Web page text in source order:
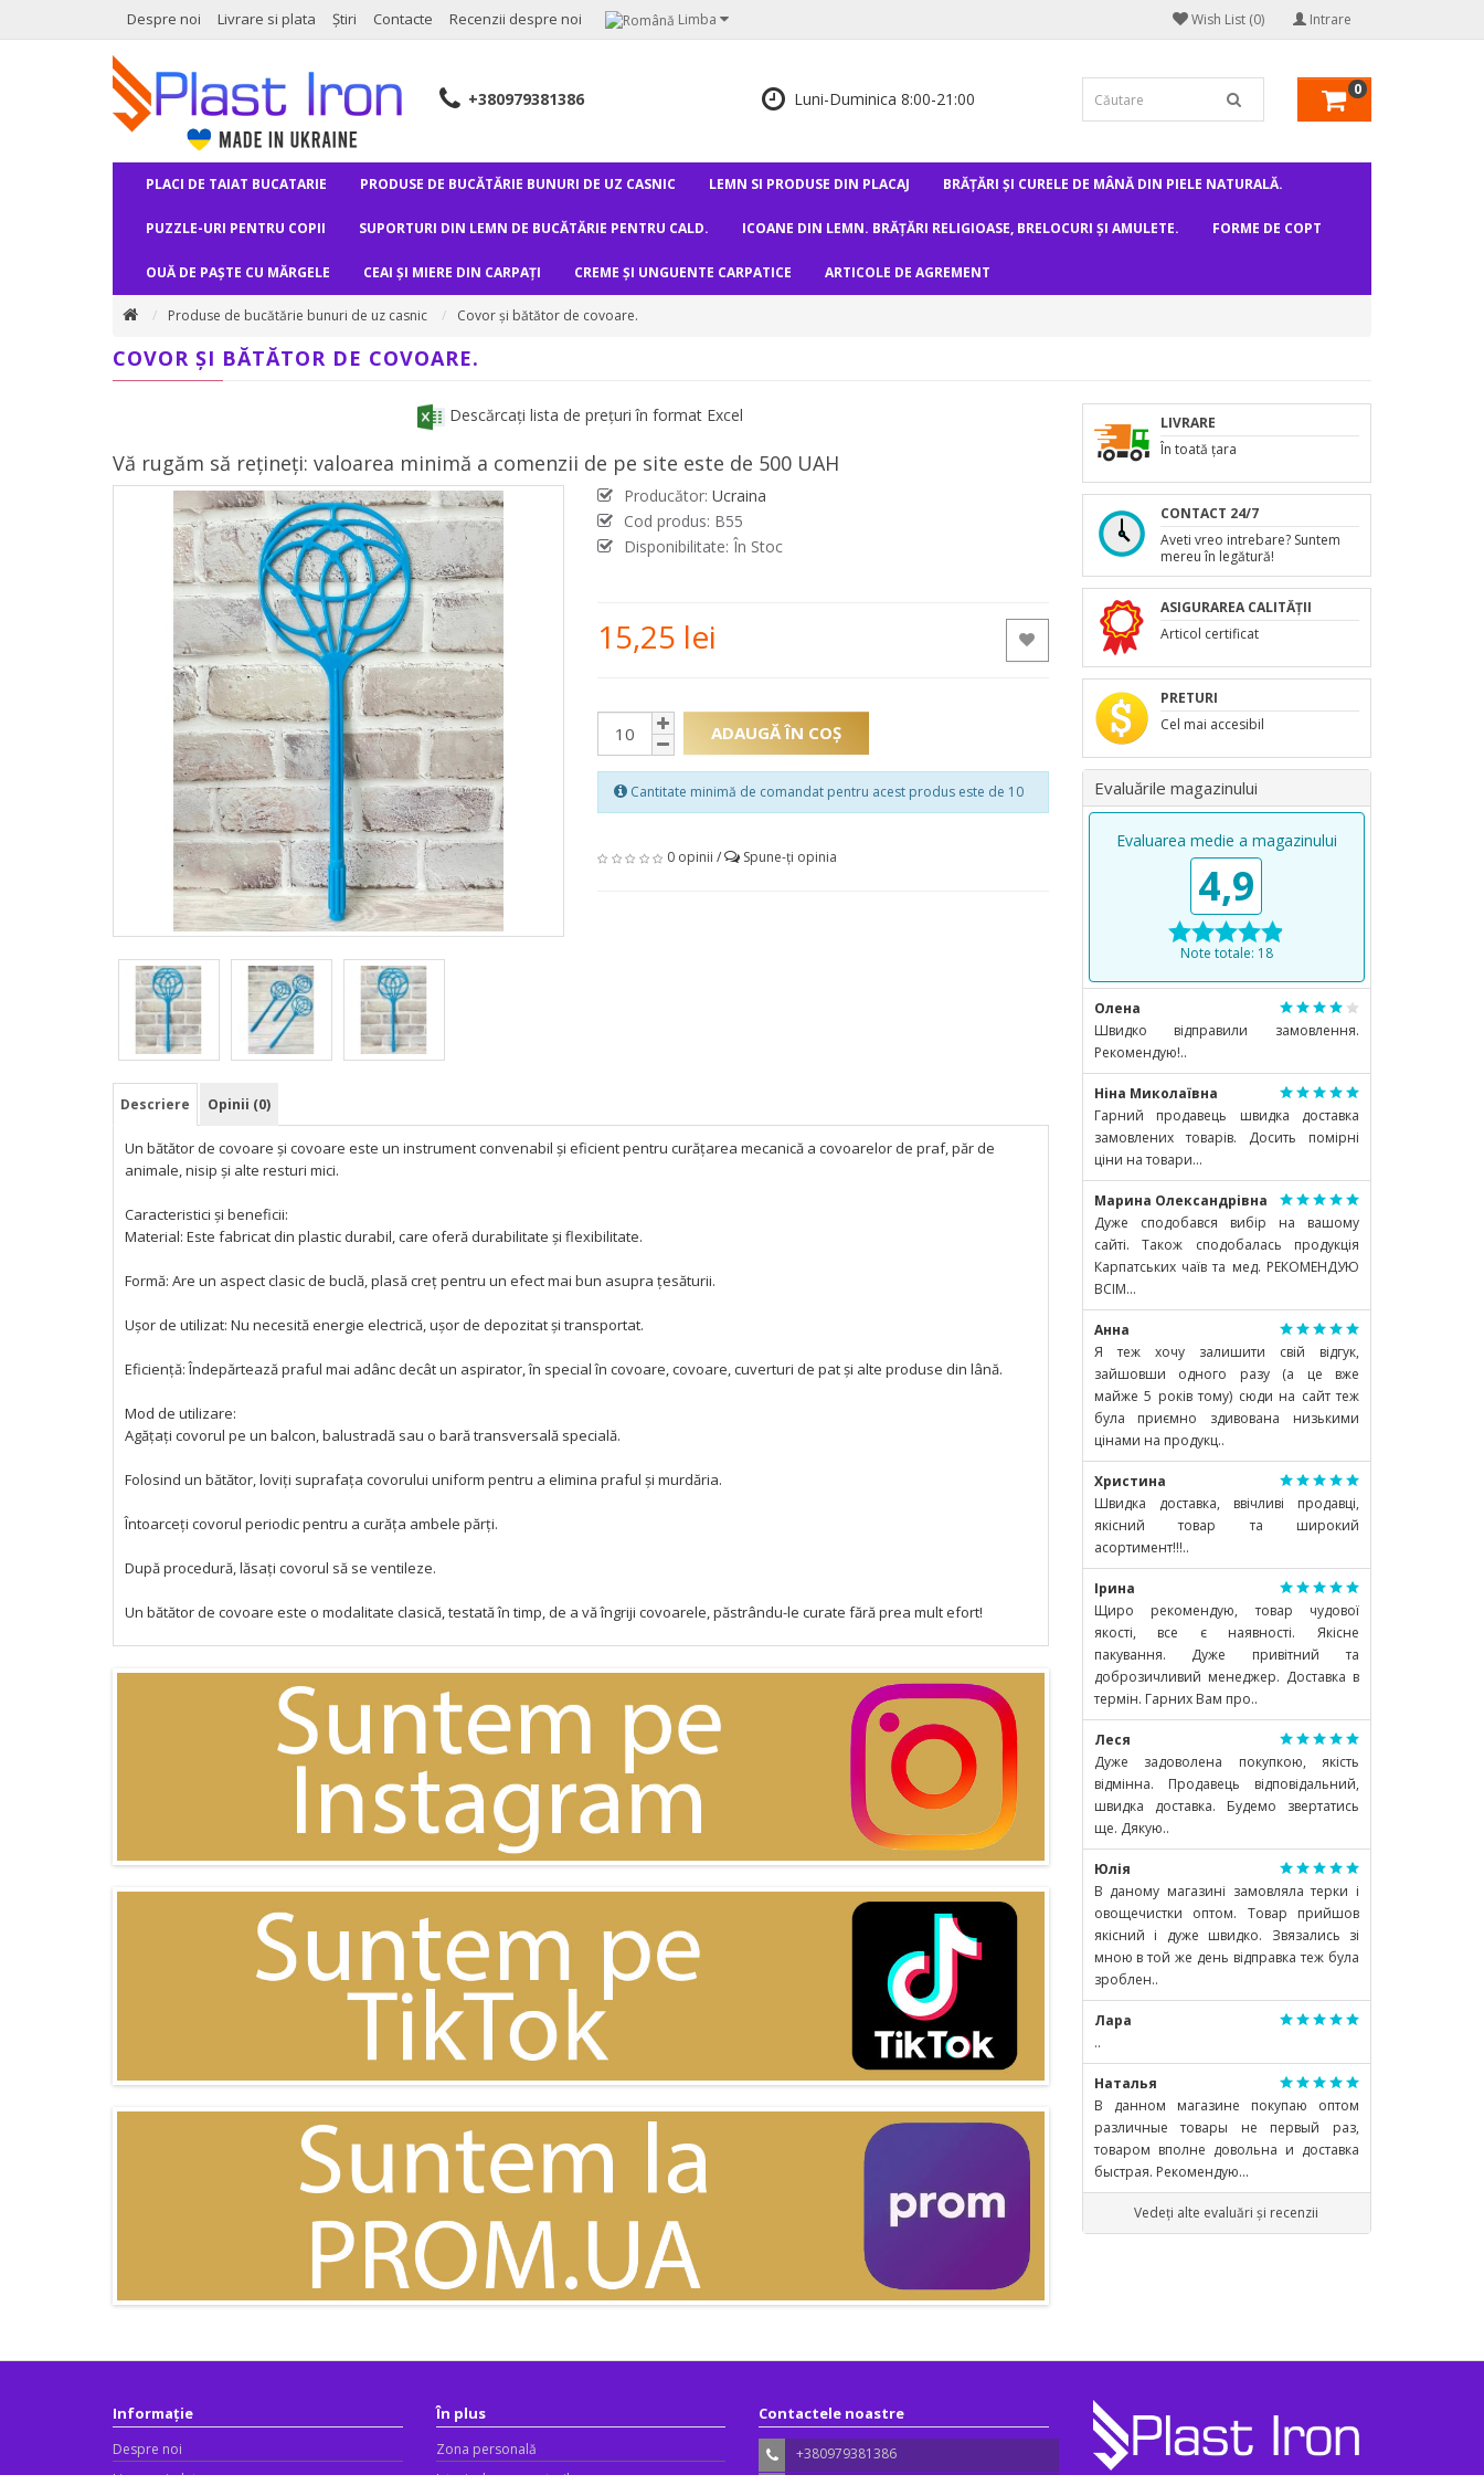
Despre noi Livrare si plata Știri Contacte Recenzii despre noi Limba Intrare
Wish List (0)
+380979381386 Luni-Duminica 8:00-21:00 0
PLACI DE TAIAT BUCATARIE PRODUSE DE BUCĂTĂRIE BUNURI DE UZ CASNIC LEMN SI PRODUSE DIN PLACAJ BRĂȚĂRI ȘI CURELE DE MÂNĂ DIN PIELE NATURALĂ.
PUZZLE-URI PENTRU COPII SUPORTURI DIN LEMN DE BUCĂTĂRIE PENTRU CALD. ICOANE DIN LEMN. BRĂȚĂRI RELIGIOASE, BRELOCURI ȘI AMULETE. FORME DE COPT
OUĂ DE PAȘTE CU MĂRGELE CEAI ȘI MIERE DIN CARPAȚI CREME ȘI UNGUENTE CARPATICE ARTICOLE DE AGREMENT
Produse de bucătărie bunuri de uz casnic Covor și bătător de covoare.
COVOR ȘI BĂTĂTOR DE COVOARE.
Descărcați lista de prețuri în format Excel
Vă rugăm să rețineți: valoarea minimă a comenzii de pe site este de 500 UAH
Producător: Ucraina
Cod produs: В55
Disponibilitate: În Stoc
15,25 lei
ADAUGĂ ÎN COŞ
Cantitate minimă de comandat pentru acest produs este de 10
0 opinii / Spune-ţi opinia
Descriere Opinii (0)
Un bătător de covoare și covoare este un instrument convenabil și eficient pentru curățarea mecanică a covoarelor de praf, păr de
animale, nisip și alte resturi mici.
Caracteristici și beneficii:
Material: Este fabricat din plastic durabil, care oferă durabilitate și flexibilitate.
Formă: Are un aspect clasic de buclă, plasă creț pentru un efect mai bun asupra țesăturii.
Ușor de utilizat: Nu necesită energie electrică, ușor de depozitat și transportat.
Eficiență: Îndepărtează praful mai adânc decât un aspirator, în special în covoare, covoare, cuverturi de pat și alte produse din lână.
Mod de utilizare:
Agățați covorul pe un balcon, balustradă sau o bară transversală specială.
Folosind un bătător, loviți suprafața covorului uniform pentru a elimina praful și murdăria.
Întoarceți covorul periodic pentru a curăța ambele părți.
După procedură, lăsați covorul să se ventileze.
Un bătător de covoare este o modalitate clasică, testată în timp, de a vă îngriji covoarele, păstrându-le curate fără prea mult efort!
LIVRARE
În toată țara
CONTACT 24/7
Aveti vreo intrebare? Suntem
mereu în legătură!
ASIGURAREA CALITĂȚII
Articol certificat
PRETURI
Cel mai accesibil
Evaluările magazinului
Evaluarea medie a magazinului
4,9
Note totale: 18
Олена
Швидко відправили замовлення.
Рекомендую!..
Ніна Миколаївна
Гарний продавець швидка доставка
замовлених товарів. Досить помірні
ціни на товари...
Марина Олександрівна
Дуже сподобався вибір на вашому
сайті. Також сподобалась продукція
Карпатських чаїв та мед. РЕКОМЕНДУЮ
ВСІМ...
Анна
Я теж хочу залишити свій відгук,
зайшовши одного разу (а це вже
майже 5 років тому) сюди на сайт теж
була приємно здивована низькими
цінами на продукц..
Христина
Швидка доставка, ввічливі продавці,
якісний товар та широкий
асортимент!!!..
Ірина
Щиро рекомендую, товар чудової
якості, все є наявності. Якісне
пакування. Дуже привітний та
доброзичливий менеджер. Доставка в
термін. Гарних Вам про..
Леся
Дуже задоволена покупкою, якість
відмінна. Продавець відповідальний,
швидка доставка. Будемо звертатись
ще. Дякую..
Юлія
В даному магазині замовляла терки і
овощечистки оптом. Товар прийшов
якісний і дуже швидко. Звязались зі
мною в той же день відправка теж була
зроблен..
Лара
..
Наталья
В данном магазине покупаю оптом
различные товары не первый раз,
товаром вполне довольна и доставка
быстрая. Рекомендую...
Vedeți alte evaluări și recenzii
Informație
Despre noi
În plus
Zona personală
Contactele noastre
+380979381386